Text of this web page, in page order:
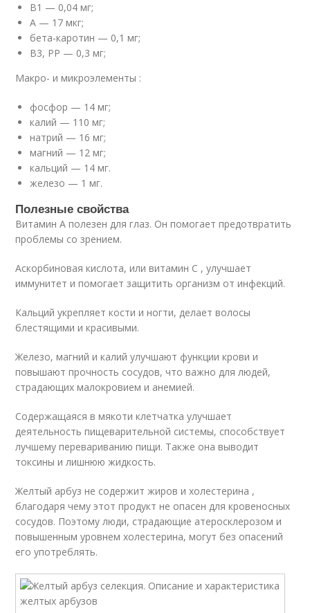
B1 — 0,04 мг;
A — 17 мкг;
бета-каротин — 0,1 мг;
B3, PP — 0,3 мг;
Макро- и микроэлементы :
фосфор — 14 мг;
калий — 110 мг;
натрий — 16 мг;
магний — 12 мг;
кальций — 14 мг.
железо — 1 мг.
Полезные свойства
Витамин А полезен для глаз. Он помогает предотвратить
проблемы со зрением.
Аскорбиновая кислота, или витамин С , улучшает
иммунитет и помогает защитить организм от инфекций.
Кальций укрепляет кости и ногти, делает волосы
блестящими и красивыми.
Железо, магний и калий улучшают функции крови и
повышают прочность сосудов, что важно для людей,
страдающих малокровием и анемией.
Содержащаяся в мякоти клетчатка улучшает
деятельность пищеварительной системы, способствует
лучшему перевариванию пищи. Также она выводит
токсины и лишнюю жидкость.
Желтый арбуз не содержит жиров и холестерина ,
благодаря чему этот продукт не опасен для кровеносных
сосудов. Поэтому люди, страдающие атеросклерозом и
повышенным уровнем холестерина, могут без опасений
его употреблять.